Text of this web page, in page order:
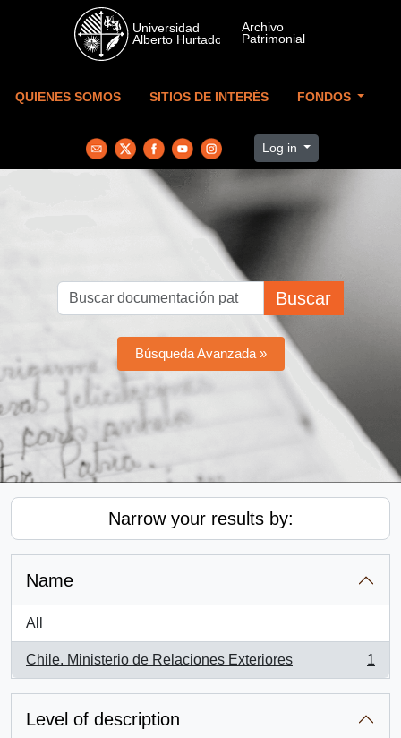
Skip to main content
QUIENES SOMOS SITIOS DE INTERÉS FONDOS
Log in
Buscar
Búsqueda Avanzada »
Narrow your results by:
Name
All
Chile. Ministerio de Relaciones Exteriores
, 1 results
1
Level of description